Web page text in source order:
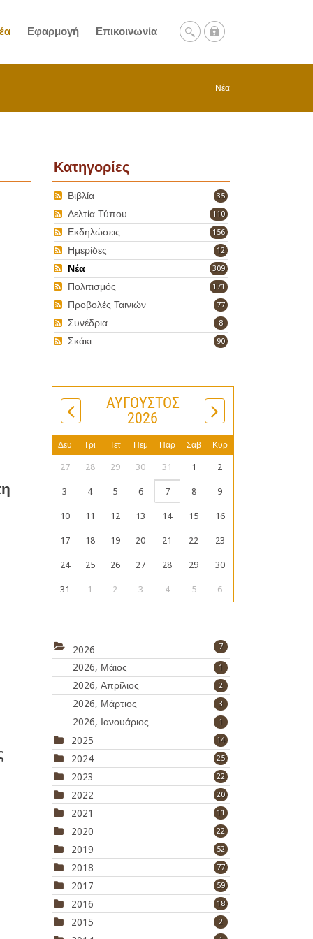
Εφαρμογή Επικοινωνία
Νέα
Κατηγορίες
35
Βιβλία
110
Δελτία Τύπου
156
Εκδηλώσεις
12
Ημερίδες
309
Νέα
171
Πολιτισμός
77
Προβολές Ταινιών
8
Συνέδρια
90
Σκάκι
ΑΎΓΟΥΣΤΟΣ
2026
Δευ Τρι Τετ Πεμ Παρ Σαβ Κυρ
27 28 29 30 31 1 2
3 4 5 6 7 8 9
10 11 12 13 14 15 16
17 18 19 20 21 22 23
24 25 26 27 28 29 30
31 1 2 3 4 5 6
2026 7
2026, Μάιος 1
2026, Απρίλιος 2
2026, Μάρτιος 3
2026, Ιανουάριος 1
2025 14
2024 25
2023 22
2022 20
2021 11
2020 22
2019 52
2018 77
2017 59
2016 18
2015 2